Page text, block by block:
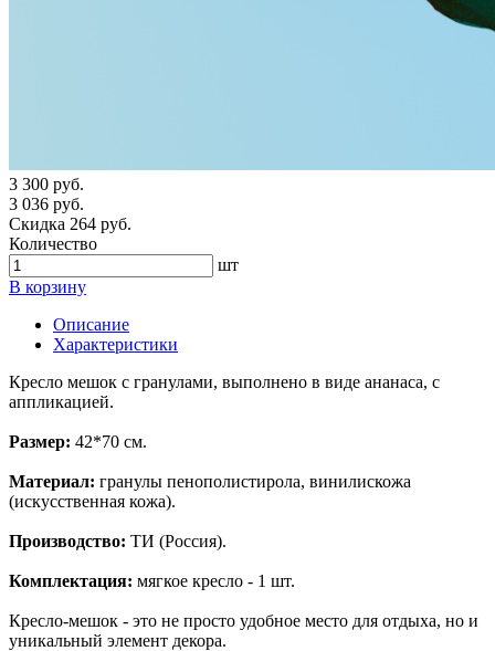
3 300 руб.
3 036 руб.
Скидка 264 руб.
Количество
шт
В корзину
Описание
Характеристики
Кресло мешок с гранулами, выполнено в виде ананаса, с
аппликацией.
Размер: 42*70 см.
Материал: гранулы пенополистирола, винилискожа
(искусственная кожа).
Производство: ТИ (Россия).
Комплектация: мягкое кресло - 1 шт.
Кресло-мешок - это не просто удобное место для отдыха, но и
уникальный элемент декора.